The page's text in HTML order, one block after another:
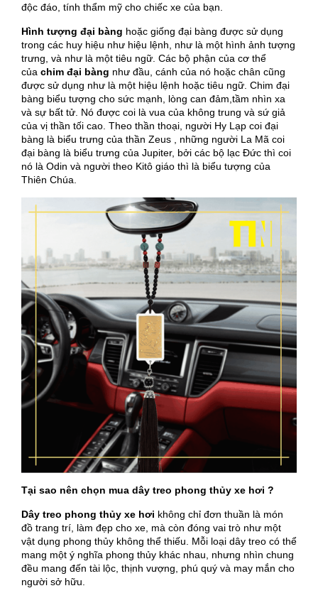
độc đáo, tính thẩm mỹ cho chiếc xe của bạn.
Hình tượng đại bàng hoặc giống đại bàng được sử dụng
trong các huy hiệu như hiệu lệnh, như là một hình ảnh tượng
trưng, và như là một tiêu ngữ. Các bộ phận của cơ thể
của chim đại bàng như đầu, cánh của nó hoặc chân cũng
được sử dụng như là một hiệu lệnh hoặc tiêu ngữ. Chim đại
bàng biểu tượng cho sức mạnh, lòng can đảm,tầm nhìn xa
và sự bất tử. Nó được coi là vua của không trung và sứ giả
của vị thần tối cao. Theo thần thoại, người Hy Lạp coi đại
bàng là biểu trưng của thần Zeus , những người La Mã coi
đại bàng là biểu trưng của Jupiter, bởi các bộ lạc Đức thì coi
nó là Odin và người theo Kitô giáo thì là biểu tượng của
Thiên Chúa.
Tại sao nên chọn mua dây treo phong thủy xe hơi ?
Dây treo phong thủy xe hơi không chỉ đơn thuần là món
đồ trang trí, làm đẹp cho xe, mà còn đóng vai trò như một
vật dụng phong thủy không thể thiếu. Mỗi loại dây treo có thể
mang một ý nghĩa phong thủy khác nhau, nhưng nhìn chung
đều mang đến tài lộc, thịnh vượng, phú quý và may mắn cho
người sở hữu.